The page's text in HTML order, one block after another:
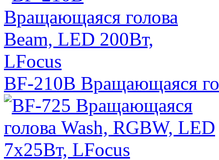
BF-210B Вращающаяся